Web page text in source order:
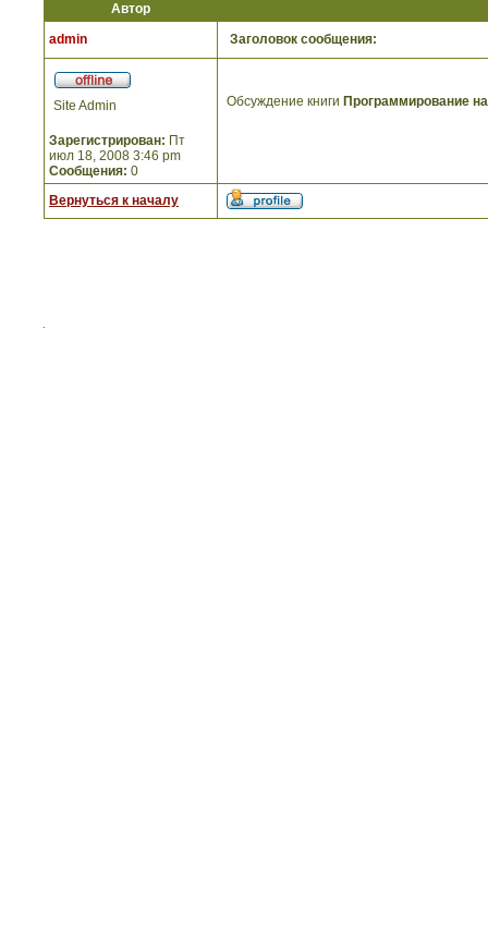
Автор
admin
Заголовок сообщения:
Site Admin
Зарегистрирован: Пт
июл 18, 2008 3:46 pm
Сообщения: 0
Обсуждение книги Программирование
Вернуться к началу